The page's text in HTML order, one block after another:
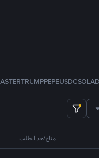
SOL
USDC
PEPE
TRUMP
ASTER
متاح/حد الطلب